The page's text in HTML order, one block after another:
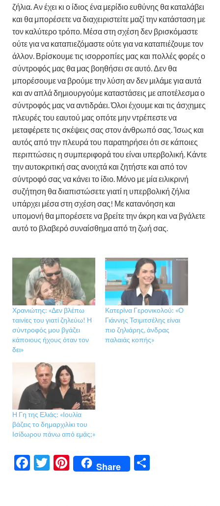
ζήλια. Αν έχει κι ο ίδιος ένα μερίδιο ευθύνης θα καταλάβει
και θα μπορέσετε να διαχειριστείτε μαζί την κατάσταση με
τον καλύτερο τρόπο. Μέσα στη σχέση δεν βρισκόμαστε
ούτε για να καταπιεζόμαστε ούτε για να καταπιέζουμε τον
άλλον. Βρίσκουμε τις ισορροπίες μας και πολλές φορές ο
σύντροφός μας θα μας βοηθήσει σε αυτό. Δεν θα
μπορέσουμε να βρούμε την λύση αν δεν μιλάμε για αυτά
και αν απλά δημιουργούμε καταστάσεις με αποτέλεσμα ο
σύντροφός μας να αντιδράει. Όλοι έχουμε και τις άσχημες
πλευρές του εαυτού μας οπότε μην ντρέπεστε να
μεταφέρετε τις σκέψεις σας στον άνθρωπό σας. Ίσως και
αυτός από την πλευρά του παρατηρήσει ότι σε κάποιες
περιπτώσεις η συμπεριφορά του είναι υπερβολική. Κάντε
την αυτοκριτική σας ανοιχτά και ζητήστε και από τον
σύντροφό σας να κάνει το ίδιο. Μόνο με μία ειλικρινή
συζήτηση θα διαπιστώσετε γιατί η υπερβολική ζήλια
υπάρχει μέσα στη σχέση σας! Με κατανόηση και
υπομονή θα μπορέσετε να βρείτε την άκρη και να βγάλετε
αυτό το βλαβερό συναίσθημα από τη ζωή σας.
Χρανιώτης: «Δεν βλέπω
ταινίες του γιατί ζηλεύω! Η
σύντροφός μου βγάζει
κάποιους ήχους όταν τον
δει»
Κατερίνα Γερονικολού: «Ο
Γιάννης Τσιμιτσέλης είναι
πιο ζηλιάρης, άνδρας
παλαιάς κοπής»
Η Γη της Ελιάς: «Ιουλία
βάζεις το δημαρχιλίκι του
Ισίδωρου πάνω από εμάς;»
F
T
Pi
Share